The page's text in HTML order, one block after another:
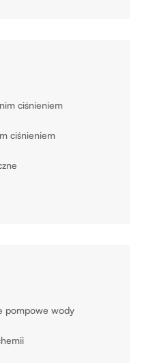
ciśnieniem
ciśnieniem
pompowe wody